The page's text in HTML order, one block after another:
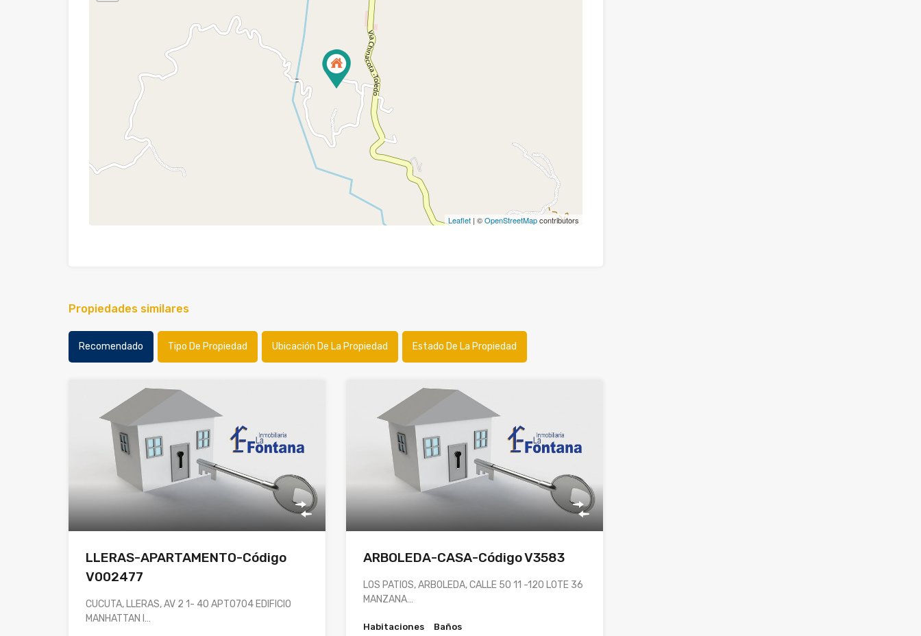
Leaflet| ©OpenStreetMapcontributors
Propiedades similares
Recomendado Tipo De Propiedad Ubicación De La Propiedad Estado De La Propiedad
LLERAS-APARTAMENTO-Código
V002477
CUCUTA, LLERAS, AV 2 1- 40 APTO704 EDIFICIO
MANHATTAN I…
ARBOLEDA-CASA-Código V3583
LOS PATIOS, ARBOLEDA, CALLE 50 11 -120 LOTE 36
MANZANA…
Habitaciones
Baños